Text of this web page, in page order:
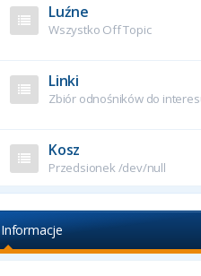
Luźne
Wszystko Off Topic
Linki
Zbiór odnośników do
Kosz
Przedsionek /dev/null
Informacje